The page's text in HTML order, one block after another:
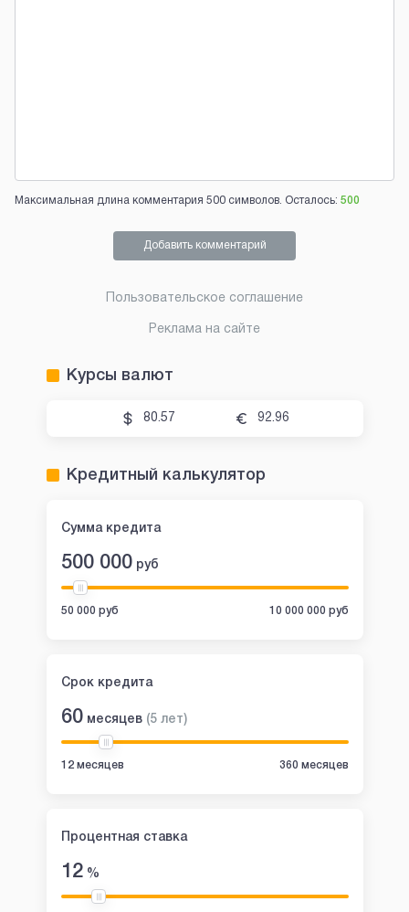
Максимальная длина комментария 500 символов. Осталось: 500
Добавить комментарий
Пользовательское соглашение
Реклама на сайте
Курсы валют
80.57 92.96
Кредитный калькулятор
Сумма кредита
500 000 руб
50 000 руб 10 000 000 руб
Срок кредита
60 месяцев (5 лет)
12 месяцев 360 месяцев
Процентная ставка
12%